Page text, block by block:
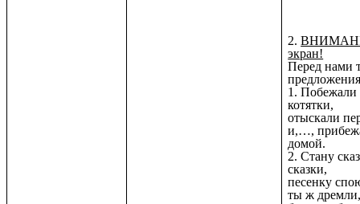
2.
экран!
Перед нами
1. Побежали
котятки,
отыскали
и,…,
домой.
2. Стану
сказки,
песенку
ты ж